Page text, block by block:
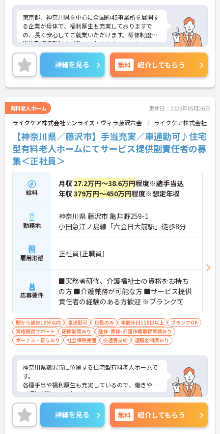
東京都、神奈川県を中心に全国約45事業所を展開す
る企業が母体で、福利厚生も充実しておりますで
の、長く安心してご就業いただけます。研修制度や
資格取得奨励制度が整っておりますのでスキルアッ
プも目指せる環境です。
ご興味のある方は是非お気軽にお問い合わせ下さ
い。
詳細を見る 無料 紹介してもらう
有料老人ホーム 更新日：2026年05月26日
ライクケア株式会社サンライズ・ヴィラ藤沢六会 ライクケア株式会社
【神奈川県／藤沢市】手当充実／車通勤可♪住宅
型有料老人ホームにてサービス提供副責任者の募
集＜正社員＞
給料
月収 27.2万円～38.6万円程度※諸手当込
年収379万円～450万円程度※想定年収
勤務地
神奈川県 藤沢市 亀井野259-1
小田急江ノ島線「六会日大前駅」徒歩8分
雇用形態 正社員(正職員)
応募要件
■実務者研修、介護福祉士の資格をお持ち
の方 ■介護兼務が可能な方 ■サービス提供
責任者の経験のある方歓迎 ※ブランク可
駅から徒歩10分以内 車通勤可 日勤のみ 年間休日110日以上
ブランクOK
資格取得サポート
研修制度あり
産休･育休･介護休暇取得実績あり
ボーナス・賞与あり
社会保険完備 交通費支給 退職金制度あり
神奈川県藤沢市に位置する住宅型有料老人ホームで
す。
各種手当や福利厚生も充実しているので、働きやす
い環境が整えらてれいます。
最寄駅より徒歩圏内にくわえて、マイカー通勤も可
能と通勤も便利です。
ご興味をお持ちの方はお気軽にお問い合わせくださ
い。
詳細を見る 無料 紹介してもらう